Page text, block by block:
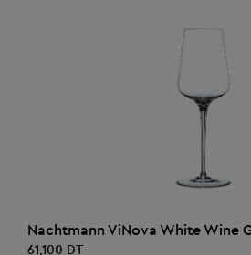
AJOUTER AU
Nachtmann ViNova White Wine
61,100 DT